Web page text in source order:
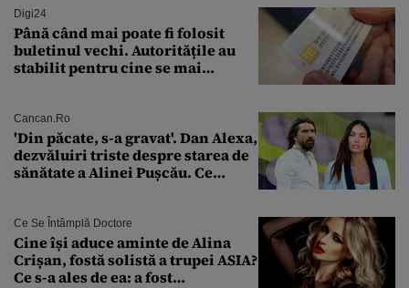
Digi24
Până când mai poate fi folosit
buletinul vechi. Autoritățile au
stabilit pentru cine se mai
Cancan.ro
'Din păcate, s-a gravat'. Dan Alexa,
dezvăluiri triste despre starea de
sănătate a Alinei Pușcău. Ce
Ce Se Întâmplă Doctore
Cine își aduce aminte de Alina
Crișan, fostă solistă a trupei ASIA?
Ce s-a ales de ea: a fost